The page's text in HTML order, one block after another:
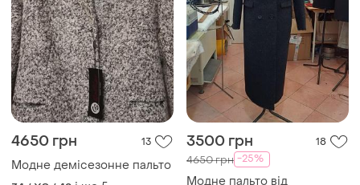
4650 грн 13
Модне демісезонне пальто
3500 грн 18
4650 грн -25%
Модне пальто від